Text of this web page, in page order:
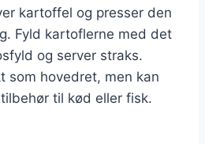
kartoffel og presser den
Fyld kartoflerne med det
og server straks.
som hovedret, men kan
til kød eller fisk.